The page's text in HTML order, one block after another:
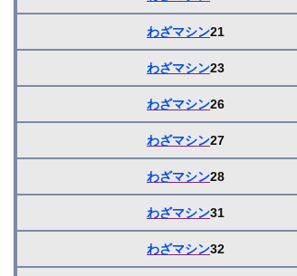
わざマシン21
わざマシン23
わざマシン26
わざマシン27
わざマシン28
わざマシン31
わざマシン32